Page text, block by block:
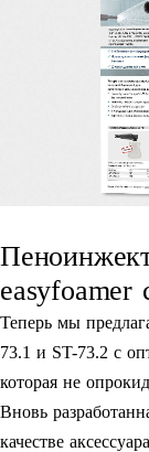
easyfoamer
Теперь мы
73.1 и ST-73.2 с
которая не
Вновь
качестве